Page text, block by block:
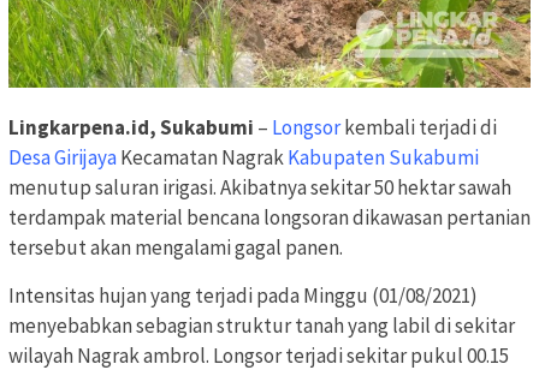
Lingkarpena.id, Sukabumi – Longsorkembali terjadi di
Desa GirijayaKecamatan NagrakKabupaten Sukabumi
menutup saluran irigasi. Akibatnya sekitar 50 hektar sawah
terdampak material bencana longsoran dikawasan pertanian
tersebut akan mengalami gagal panen.
Intensitas hujan yang terjadi pada Minggu (01/08/2021)
menyebabkan sebagian struktur tanah yang labil di sekitar
wilayah Nagrak ambrol. Longsor terjadi sekitar pukul 00.15